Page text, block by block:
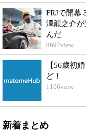
FRJで開幕
澤龍之介
んだ
8697view
【56歳初
ど！
1166view
新着まとめ